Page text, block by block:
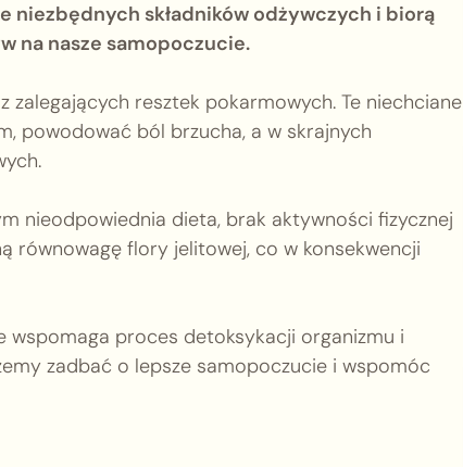
niezbędnych składników odżywczych i biorą
na nasze samopoczucie.
zalegających resztek pokarmowych. Te niechciane
powodować ból brzucha, a w skrajnych
nieodpowiednia dieta, brak aktywności fizycznej
równowagę flory jelitowej, co w konsekwencji
wspomaga proces detoksykacji organizmu i
zadbać o lepsze samopoczucie i wspomóc